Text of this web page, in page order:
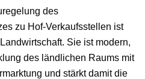
des
zu Hof-Verkaufsstellen ist
Sie ist modern,
des ländlichen Raums mit
und stärkt damit die